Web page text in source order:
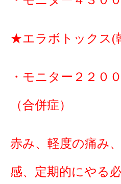
★エラボトックス(
・モニター２２０
（合併症）
赤み、軽度の痛み
感、定期的にやる